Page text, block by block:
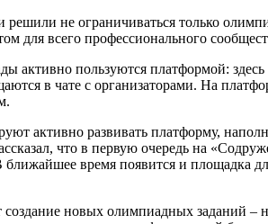
решили не ограничиваться только
для всего профессионального
активно пользуются платформой:
в чате с организаторами. На
активно развивать платформу,
что в первую очередь на
ближайшее время появится и площадка
новых олимпиадных заданий –